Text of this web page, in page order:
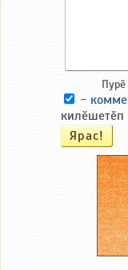
Пурӗ
-
килӗшетӗп